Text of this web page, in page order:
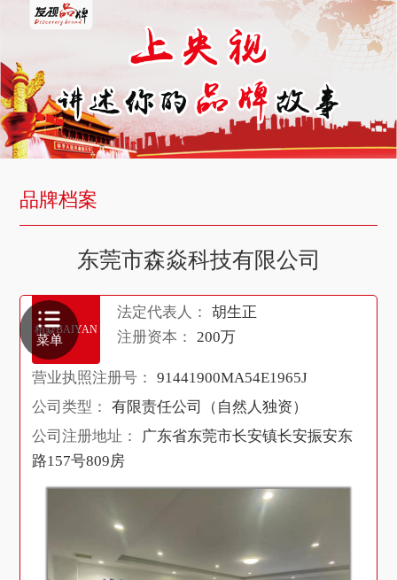
品牌档案
东莞市森焱科技有限公司
栢焱BAIYAN
法定代表人：
胡生正
注册资本：
200万
营业执照注册号：
91441900MA54E1965J
公司类型：
有限责任公司（自然人独资）
公司注册地址：
广东省东莞市长安镇长安振安东
路157号809房
菜单